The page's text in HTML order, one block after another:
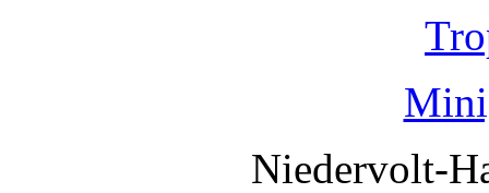
Niedervolt-